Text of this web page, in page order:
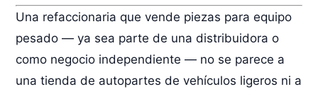
Una refaccionaria que vende piezas para equipo
pesado — ya sea parte de una distribuidora o
como negocio independiente — no se parece a
una tienda de autopartes de vehículos ligeros ni a